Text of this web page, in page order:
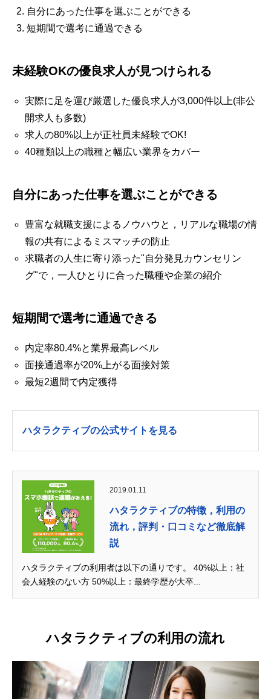
自分にあった仕事を選ぶことができる
短期間で選考に通過できる
未経験OKの優良求人が見つけられる
実際に足を運び厳選した優良求人が3,000件以上(非公
開求人も多数)
求人の80%以上が正社員未経験でOK!
40種類以上の職種と幅広い業界をカバー
自分にあった仕事を選ぶことができる
豊富な就職支援によるノウハウと，リアルな職場の情
報の共有によるミスマッチの防止
求職者の人生に寄り添った"自分発見カウンセリン
グ"で，一人ひとりに合った職種や企業の紹介
短期間で選考に通過できる
内定率80.4%と業界最高レベル
面接通過率が20%上がる面接対策
最短2週間で内定獲得
ハタラクティブの公式サイトを見る
2019.01.11
ハタラクティブの特徴，利用の
流れ，評判・口コミなど徹底解
説
ハタラクティブの利用者は以下の通りです。 40%以上：社
会人経験のない方 50%以上：最終学歴が大卒...
ハタラクティブの利用の流れ